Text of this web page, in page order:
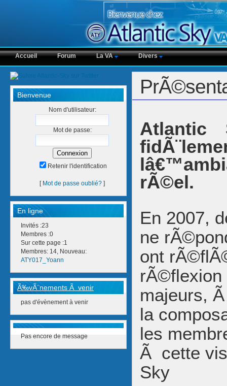
Accueil Forum La VA Divers
Bienvenue
Nom d'utilisateur:
Mot de passe:
Retenir l'identification
[ Mot de passe oublié? ]
En ligne
Invités :23
Membres :0
Sur cette page :1
Membres: 14, Nouveau:
ATY017_Yoann
Ã‰vÃ¨nements Ã venir
pas d'évènement à venir
Pas encore de message
rÃ©el.
En 2007,
ne
ont
rÃ©flexion
majeurs,
la
les
Ã cette
Sky